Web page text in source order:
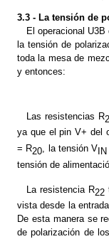
3.3 - La tensión de
El operacional
la tensión de
toda la mesa de
y entonces:
Las resistencias R
ya que el pin V+ del
= R20 , la tensión VIN
tensión de
La resistencia R22
vista desde la
De esta manera se
de polarización de